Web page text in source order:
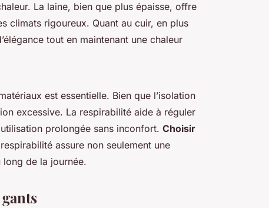
La laine, bien que plus épaisse, offre
climats rigoureux. Quant au cuir, en plus
tout en maintenant une chaleur
est essentielle. Bien que l’isolation
excessive. La respirabilité aide à réguler
prolongée sans inconfort. Choisir
assure non seulement une
de la journée.